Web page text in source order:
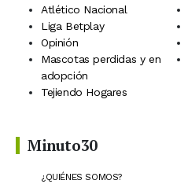
Atlético Nacional
Liga Betplay
Opinión
Mascotas perdidas y en
adopción
Tejiendo Hogares
Minuto30
¿QUIÉNES SOMOS?